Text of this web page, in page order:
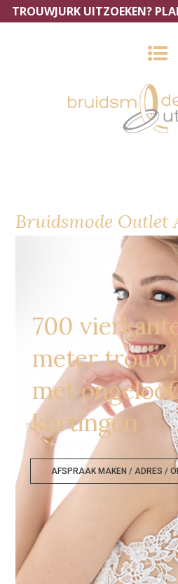
TROUWJURK UITZOEKEN?
Bruidsmode Outlet
700
meter
met
kortingen
AFSPRAAK MAKEN / ADRES /